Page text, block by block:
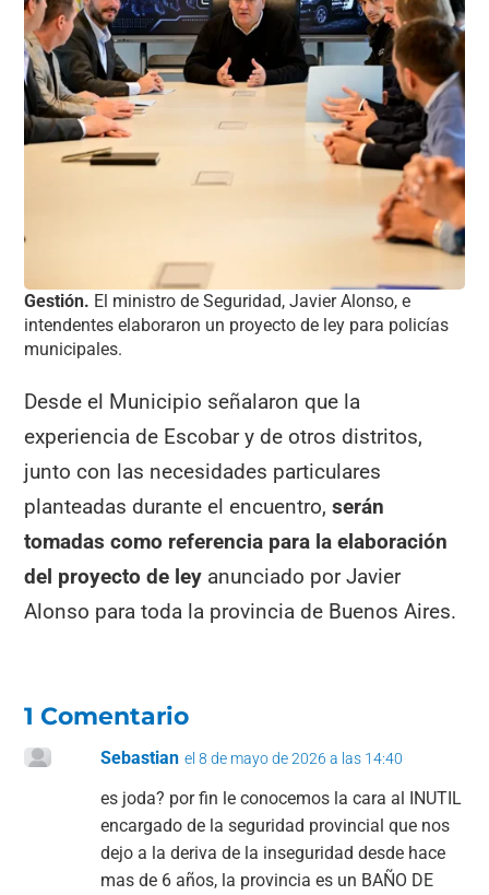
Gestión. El ministro de Seguridad, Javier Alonso, e
intendentes elaboraron un proyecto de ley para policías
municipales.
Desde el Municipio señalaron que la
experiencia de Escobar y de otros distritos,
junto con las necesidades particulares
planteadas durante el encuentro,serán
tomadas como referencia para la elaboración
del proyecto de ley anunciado por Javier
Alonso para toda la provincia de Buenos Aires.
1 Comentario
Sebastian el 8 de mayo de 2026 a las 14:40
es joda? por fin le conocemos la cara al INUTIL
encargado de la seguridad provincial que nos
dejo a la deriva de la inseguridad desde hace
mas de 6 años, la provincia es un BAÑO DE